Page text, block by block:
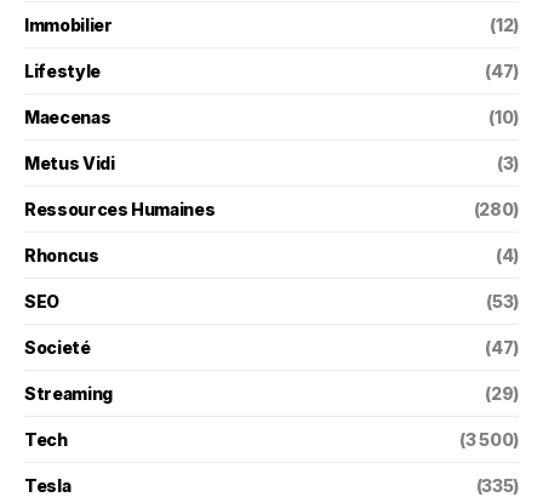
Immobilier (12)
Lifestyle (47)
Maecenas (10)
Metus Vidi (3)
Ressources Humaines (280)
Rhoncus (4)
SEO (53)
Societé (47)
Streaming (29)
Tech (3 500)
Tesla (335)